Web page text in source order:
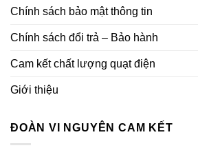
Chính sách bảo mật thông tin
Chính sách đổi trả – Bảo hành
Cam kết chất lượng quạt điện
Giới thiệu
ĐOÀN VI NGUYÊN CAM KẾT